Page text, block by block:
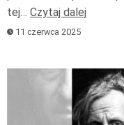
tej… Czytaj dalej
11 czerwca 2025
Odtwarzacz
dźwiękowych